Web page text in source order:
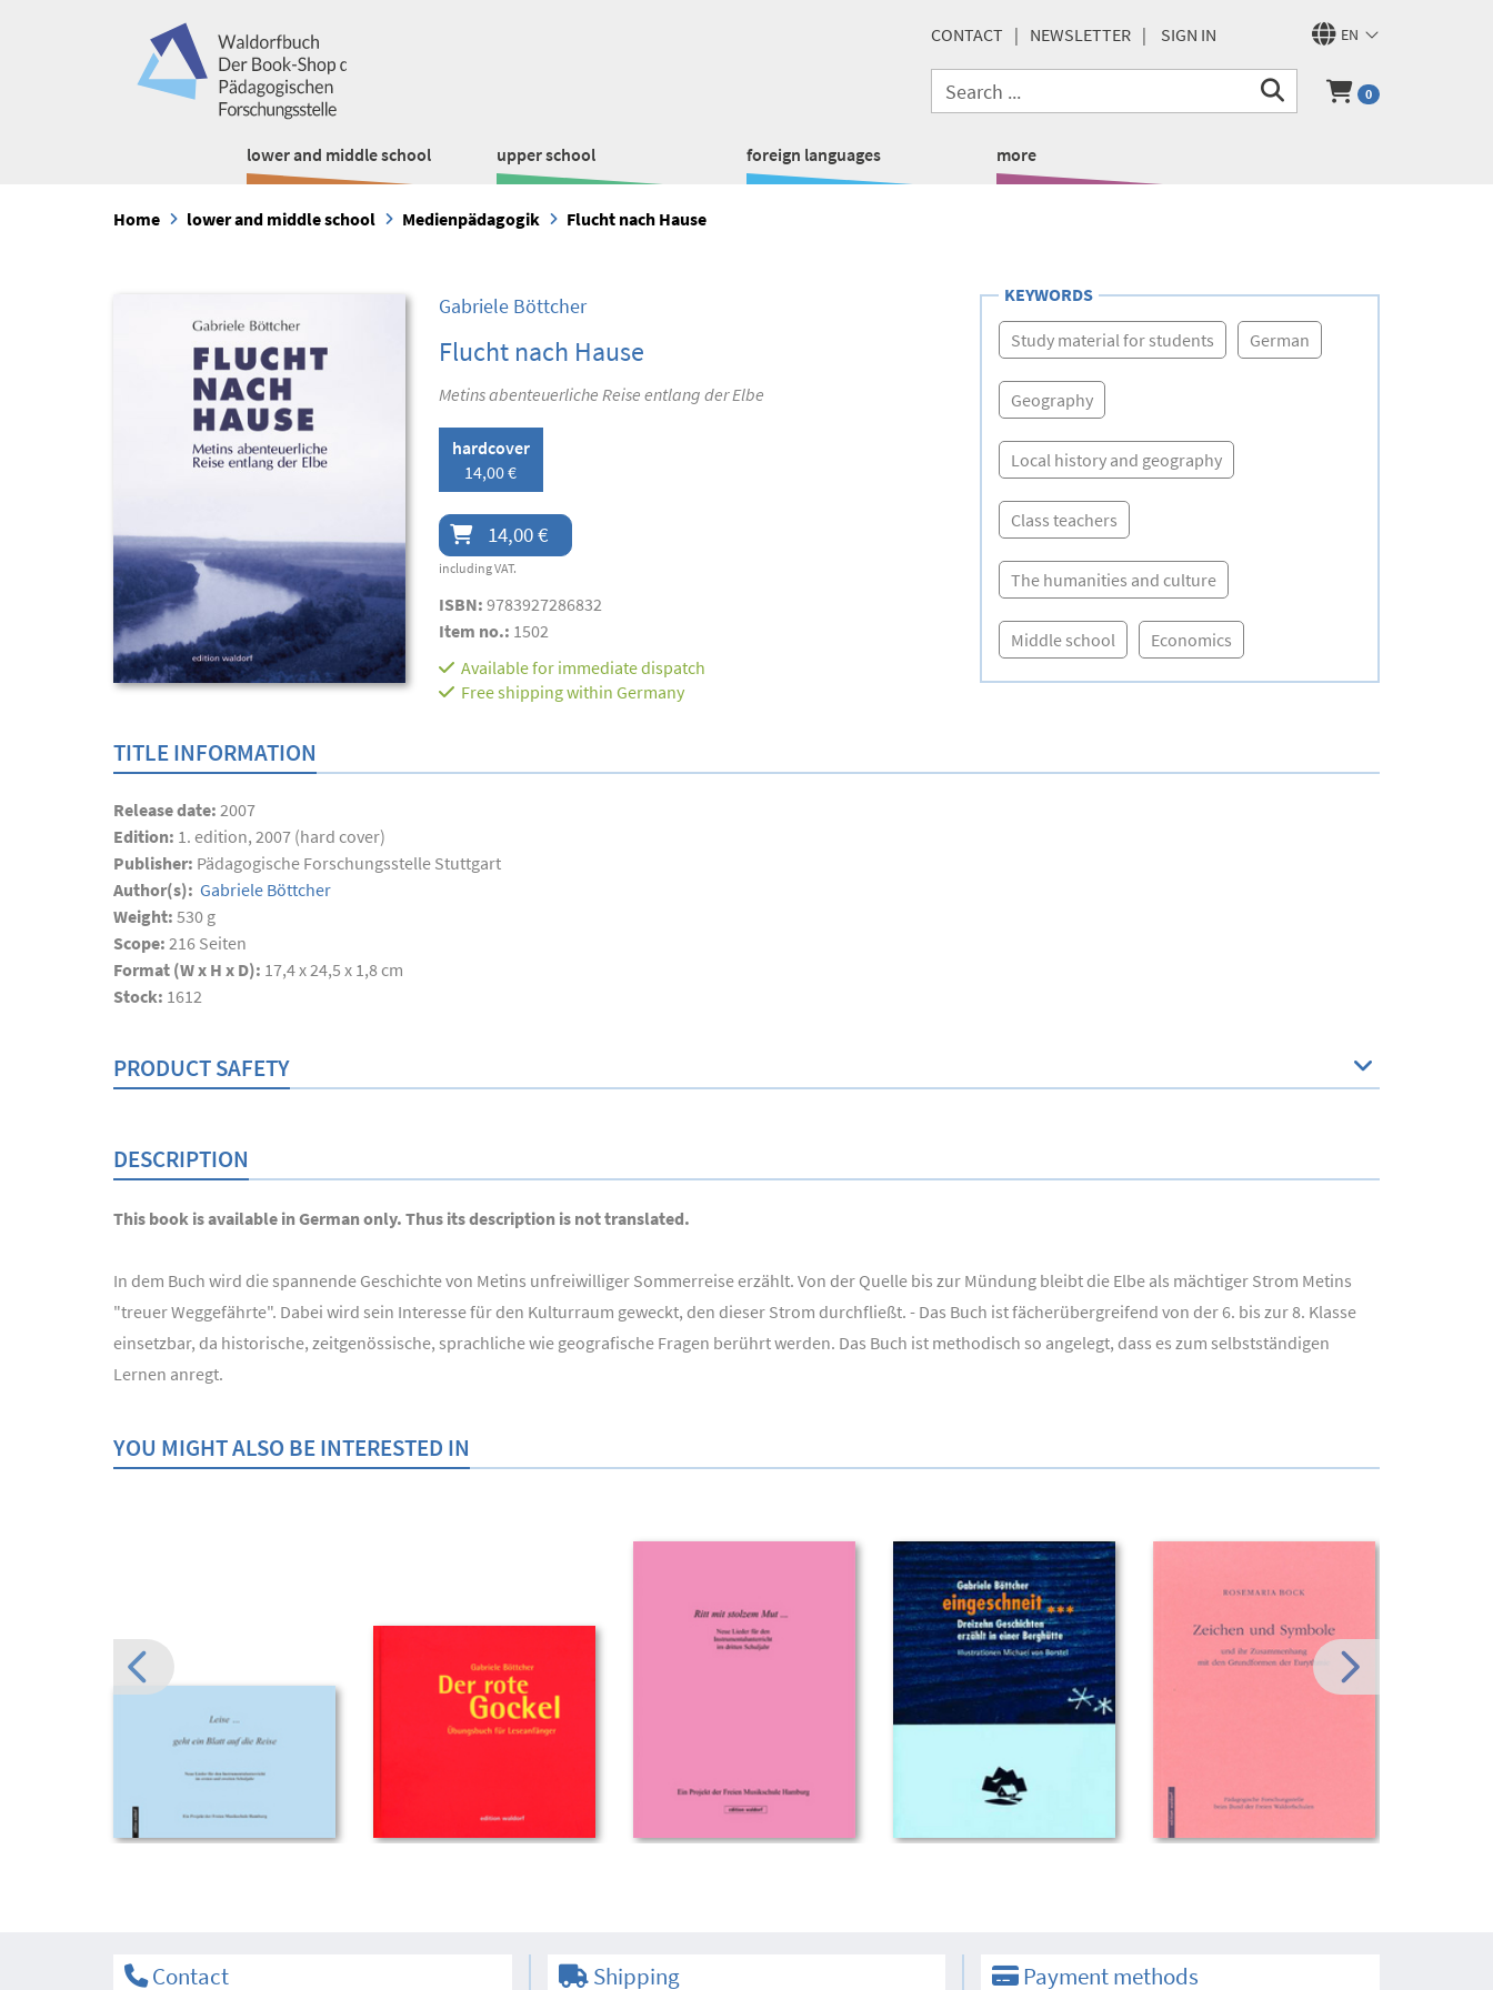
EN
CONTACT NEWSLETTER SIGN IN
0
lower and middle school upper school foreign languages more
Home lower and middle school Medienpädagogik Flucht nach Hause
Gabriele Böttcher
Flucht nach Hause
Metins abenteuerliche Reise entlang der Elbe
hardcover
14,00 €
14,00 €
including VAT.
ISBN: 9783927286832
Item no.: 1502
Available for immediate dispatch
Free shipping within Germany
KEYWORDS
Study material for students German
Geography
Local history and geography
Class teachers
The humanities and culture
Middle school Economics
TITLE INFORMATION
Release date: 2007
Edition: 1. edition, 2007 (hard cover)
Publisher: Pädagogische Forschungsstelle Stuttgart
Author(s): Gabriele Böttcher
Weight: 530 g
Scope: 216 Seiten
Format (W x H x D): 17,4 x 24,5 x 1,8 cm
Stock: 1612
PRODUCT SAFETY
DESCRIPTION
This book is available in German only. Thus its description is not translated.
In dem Buch wird die spannende Geschichte von Metins unfreiwilliger Sommerreise erzählt. Von der Quelle bis zur Mündung bleibt die Elbe als mächtiger Strom Metins
"treuer Weggefährte". Dabei wird sein Interesse für den Kulturraum geweckt, den dieser Strom durchfließt. - Das Buch ist fächerübergreifend von der 6. bis zur 8. Klasse
einsetzbar, da historische, zeitgenössische, sprachliche wie geografische Fragen berührt werden. Das Buch ist methodisch so angelegt, dass es zum selbstständigen
Lernen anregt.
YOU MIGHT ALSO BE INTERESTED IN
Contact Shipping Payment methods